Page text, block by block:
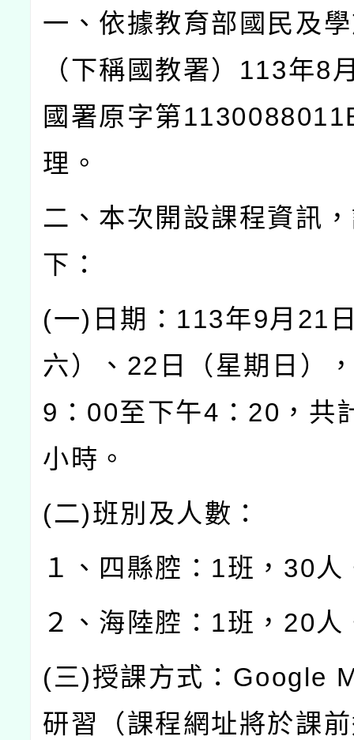
一、依據教育部國民及
（下稱國教署） 113年8
國署原字第
理。
二、本次開設課程資訊
下：
(一) 日期： 113年9月 21
六）、 22 日（星期日）
9 ： 00至下午4 ： 20 ，共
小時。
(二)班別及人數：
１、四縣腔： 1班， 30人
２、海陸腔： 1班， 20人
(三)授課方式： Google
研習（課程網址將於課